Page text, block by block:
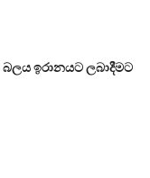
ඉරානයට ලබාදීමට